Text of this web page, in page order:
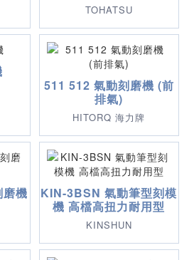
TOHATSU
511 512 氣動刻磨機 (前
排氣)
HITORQ 海力牌
機
KIN-3BSN 氣動筆型刻模
機 高檔高扭力耐用型
KINSHUN